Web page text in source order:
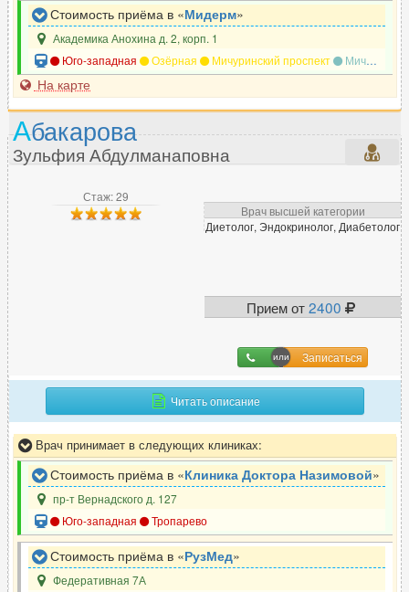
Стоимость приёма в «Мидерм»
Академика Анохина д. 2, корп. 1
Юго-западная
Озёрная Мичуринский проспект Мичуринский проспект
На карте
Стаж: 29
Врач высшей категории
Диетолог, Эндокринолог, Диабетолог
Прием от2400
Записаться
Абакарова
Зульфия Абдулманаповна
Читать описание
Врач принимает в следующих клиниках:
Стоимость приёма в «Клиника Доктора Назимовой»
пр-т Вернадского д. 127
Юго-западная
Тропарево
Стоимость приёма в «РузМед»
Федеративная 7А